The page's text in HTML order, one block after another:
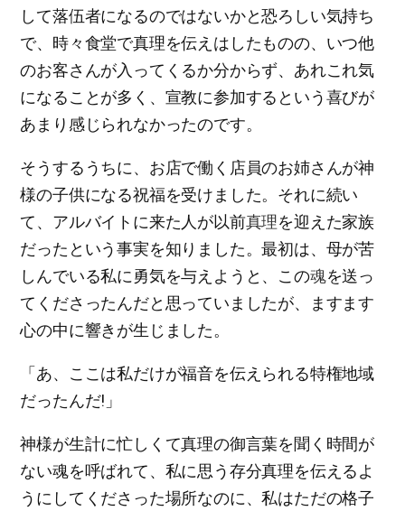
して落伍者になるのではないかと恐ろしい気持ち
で、時々食堂で真理を伝えはしたものの、いつ他
のお客さんが入ってくるか分からず、あれこれ気
になることが多く、宣教に参加するという喜びが
あまり感じられなかったのです。
そうするうちに、お店で働く店員のお姉さんが神
様の子供になる祝福を受けました。それに続い
て、アルバイトに来た人が以前真理を迎えた家族
だったという事実を知りました。最初は、母が苦
しんでいる私に勇気を与えようと、この魂を送っ
てくださったんだと思っていましたが、ますます
心の中に響きが生じました。
「あ、ここは私だけが福音を伝えられる特権地域
だったんだ!」
神様が生計に忙しくて真理の御言葉を聞く時間が
ない魂を呼ばれて、私に思う存分真理を伝えるよ
うにしてくださった場所なのに、私はただの格子